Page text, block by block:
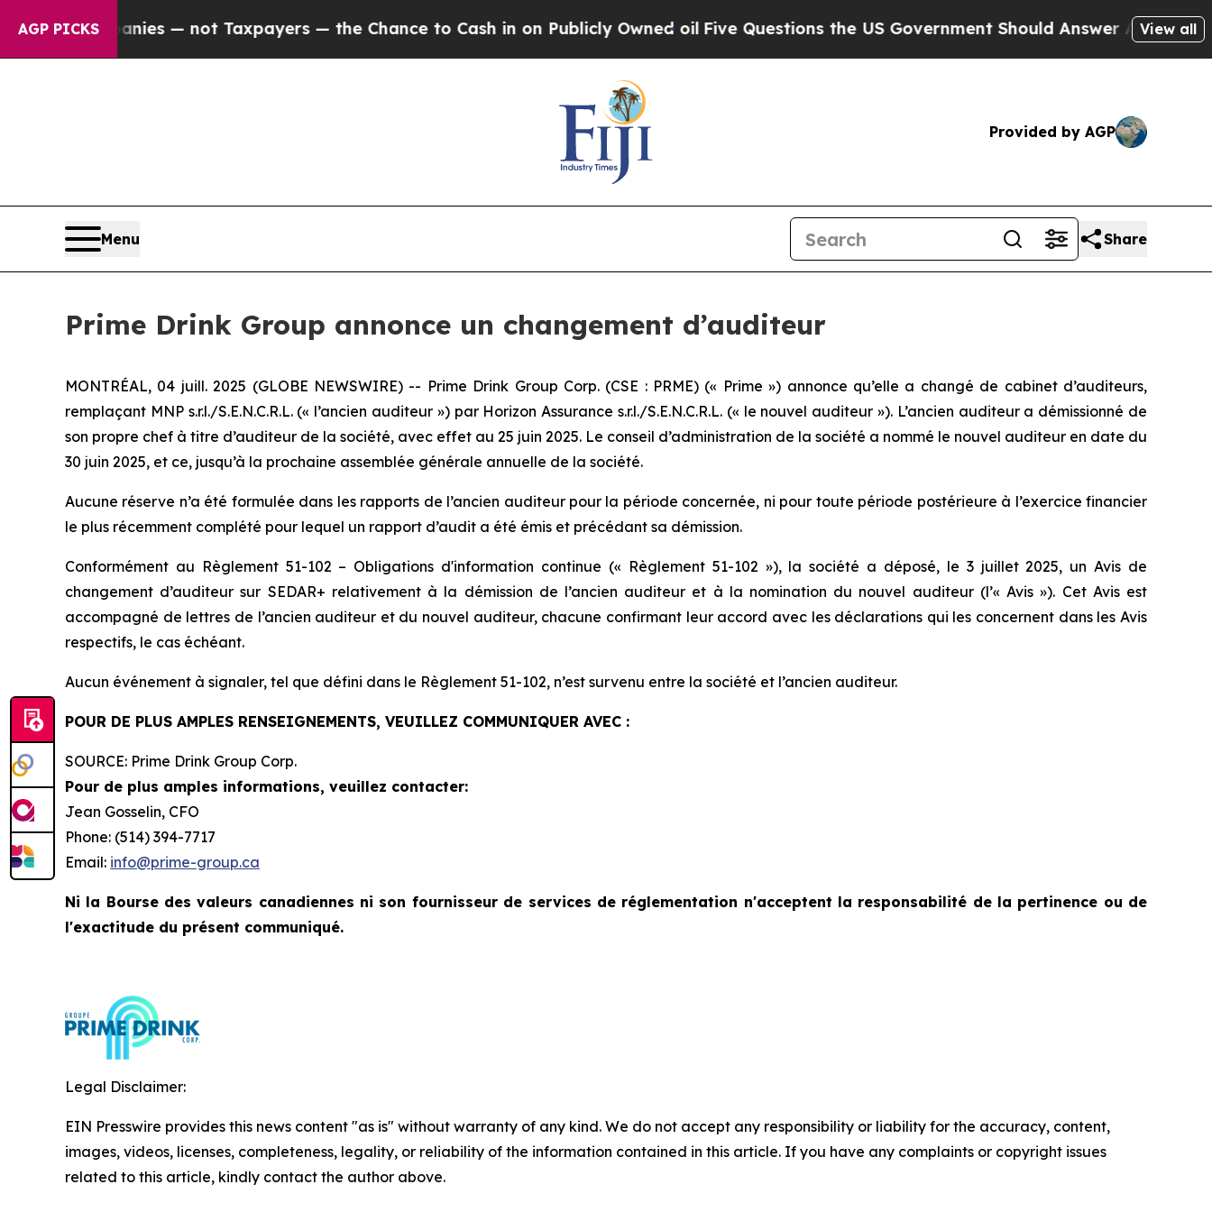
AGP PICKS
Companies — not Taxpayers — the Chance to Cash in on Publicly Owned oilFive Questions the US Government Should Answer About ItsView all
Provided by AGP
Menu Share
Prime Drink Group annonce un changement d’auditeur
MONTRÉAL, 04 juill. 2025 (GLOBE NEWSWIRE) -- Prime Drink Group Corp. (CSE : PRME) (« Prime ») annonce qu’elle a changé de cabinet d’auditeurs,
remplaçant MNP s.r.l./S.E.N.C.R.L. (« l’ancien auditeur ») par Horizon Assurance s.r.l./S.E.N.C.R.L. (« le nouvel auditeur »). L’ancien auditeur a démissionné de
son propre chef à titre d’auditeur de la société, avec effet au 25 juin 2025. Le conseil d’administration de la société a nommé le nouvel auditeur en date du
30 juin 2025, et ce, jusqu’à la prochaine assemblée générale annuelle de la société.
Aucune réserve n’a été formulée dans les rapports de l’ancien auditeur pour la période concernée, ni pour toute période postérieure à l’exercice financier
le plus récemment complété pour lequel un rapport d’audit a été émis et précédant sa démission.
Conformément au Règlement 51-102 – Obligations d'information continue (« Règlement 51-102 »), la société a déposé, le 3 juillet 2025, un Avis de
changement d’auditeur sur SEDAR+ relativement à la démission de l’ancien auditeur et à la nomination du nouvel auditeur (l’« Avis »). Cet Avis est
accompagné de lettres de l’ancien auditeur et du nouvel auditeur, chacune confirmant leur accord avec les déclarations qui les concernent dans les Avis
respectifs, le cas échéant.
Aucun événement à signaler, tel que défini dans le Règlement 51-102, n’est survenu entre la société et l’ancien auditeur.
POUR DE PLUS AMPLES RENSEIGNEMENTS, VEUILLEZ COMMUNIQUER AVEC :
SOURCE: Prime Drink Group Corp.
Pour de plus amples informations, veuillez contacter:
Jean Gosselin, CFO
Phone: (514) 394-7717
Email: info@prime-group.ca
Ni la Bourse des valeurs canadiennes ni son fournisseur de services de réglementation n'acceptent la responsabilité de la pertinence ou de
l'exactitude du présent communiqué.
Legal Disclaimer:
EIN Presswire provides this news content "as is" without warranty of any kind. We do not accept any responsibility or liability for the accuracy, content,
images, videos, licenses, completeness, legality, or reliability of the information contained in this article. If you have any complaints or copyright issues
related to this article, kindly contact the author above.